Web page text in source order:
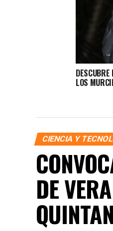
DESCUBRE
LOS
CIENCIA Y
DE